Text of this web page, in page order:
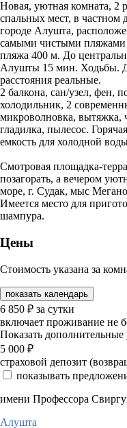
Новая, уютная комната, 2
спальных мест, в частном
городе Алушта,
самыми чистыми
пляжа 400 м. До
Алушты 15 мин. Ходьбы.
расстояния реальные.
2 балкона, сан/узел, фен,
холодильник, 2
микроволновка, вытяжка,
гладилка, пылесос.
емкость для холодной
Смотровая площадка-
позагорать, а вечером
море, г. Судак, мыс
Имеется место для
шампура.
Цены
Стоимость указана за
показать календарь
6 850 ₽ за сутки
включает проживание не
Показать
5 000 ₽
страховой депозит
показывать
имени Профессора
Алушта